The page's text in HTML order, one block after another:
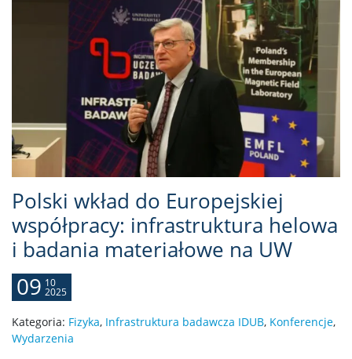
Polski wkład do Europejskiej
współpracy: infrastruktura helowa
i badania materiałowe na UW
09 10
2025
Kategoria: Fizyka, Infrastruktura badawcza IDUB, Konferencje,
Wydarzenia